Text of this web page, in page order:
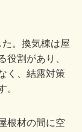
。換気棟は屋
役割があり、
く、結露対策
。
根材の間に空